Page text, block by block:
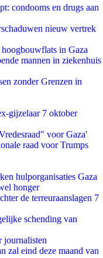
condooms en drugs aan
nieuw vertrek
in Gaza
mannen in ziekenhuis
zonder Grenzen in
gijzelaar 7 oktober
voor Gaza'
raad voor Trumps
hulporganisaties Gaza
honger
de terreuraanslagen 7
schending van
journalisten
zal eind deze maand van